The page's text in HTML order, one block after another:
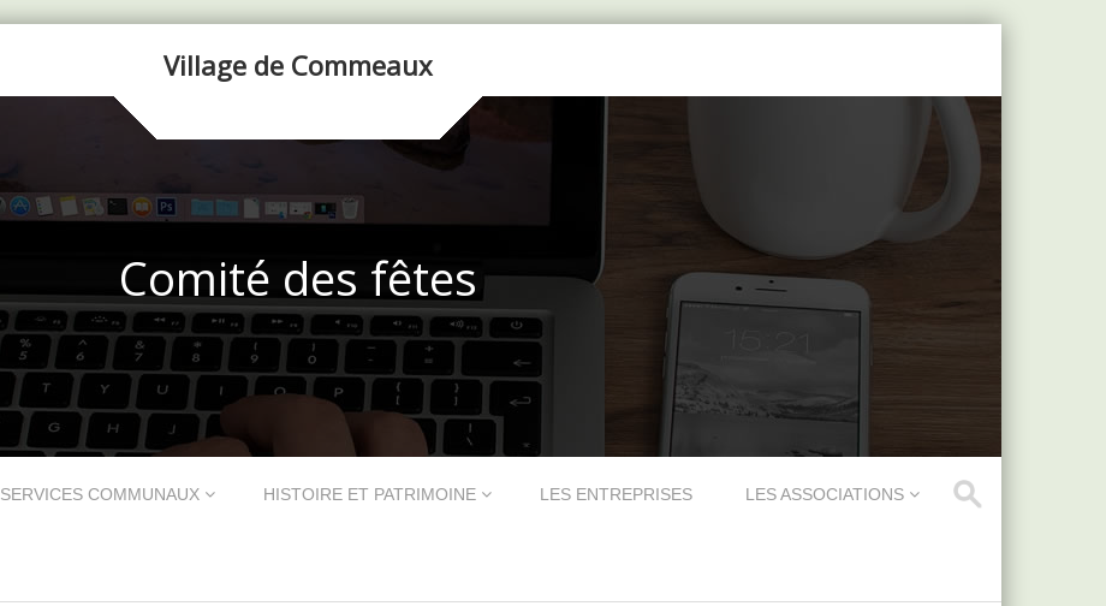
Village de Commeaux
Comité des fêtes
SERVICES COMMUNAUX HISTOIRE ET PATRIMOINE LES ENTREPRISES LES ASSOCIATIONS